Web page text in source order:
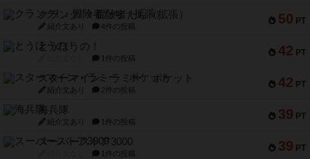
50 PT
クランク! ：冒険者たち（拡張）
紹介文あり 4件の投稿
42 PT
とうほうの！
1件の投稿
42 PT
スターマイン・ラミー ポケット
紹介文あり 2件の投稿
39 PT
海兵隊
紹介文あり 1件の投稿
39 PT
スーパーストア3000
1件の投稿